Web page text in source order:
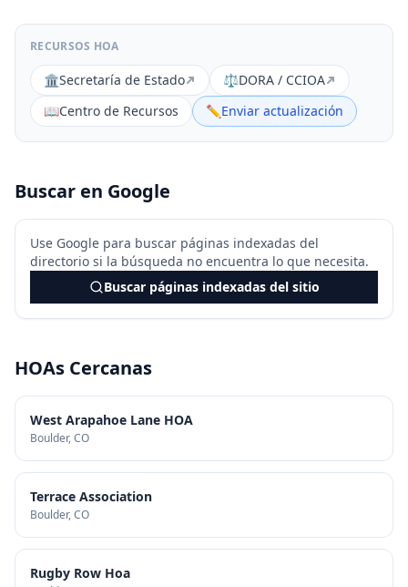
RECURSOS HOA
🏛️Secretaría de Estado ⚖️DORA / CCIOA
📖Centro de Recursos ✏️Enviar actualización
Buscar en Google
Use Google para buscar páginas indexadas del
directorio si la búsqueda no encuentra lo que necesita.
Buscar páginas indexadas del sitio
HOAs Cercanas
West Arapahoe Lane HOA
Boulder, CO
Terrace Association
Boulder, CO
Rugby Row Hoa